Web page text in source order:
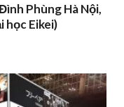
Phùng Hà Nội,
học Eikei)